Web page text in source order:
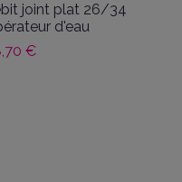
joint plat 26/34
d'eau
€